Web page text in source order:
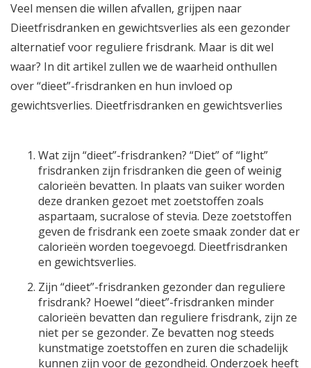
Veel mensen die willen afvallen, grijpen naar
Dieetfrisdranken en gewichtsverlies als een gezonder
alternatief voor reguliere frisdrank. Maar is dit wel
waar? In dit artikel zullen we de waarheid onthullen
over “dieet”-frisdranken en hun invloed op
gewichtsverlies. Dieetfrisdranken en gewichtsverlies
Wat zijn “dieet”-frisdranken? “Diet” of “light”
frisdranken zijn frisdranken die geen of weinig
calorieën bevatten. In plaats van suiker worden
deze dranken gezoet met zoetstoffen zoals
aspartaam, sucralose of stevia. Deze zoetstoffen
geven de frisdrank een zoete smaak zonder dat er
calorieën worden toegevoegd. Dieetfrisdranken
en gewichtsverlies.
Zijn “dieet”-frisdranken gezonder dan reguliere
frisdrank? Hoewel “dieet”-frisdranken minder
calorieën bevatten dan reguliere frisdrank, zijn ze
niet per se gezonder. Ze bevatten nog steeds
kunstmatige zoetstoffen en zuren die schadelijk
kunnen zijn voor de gezondheid. Onderzoek heeft